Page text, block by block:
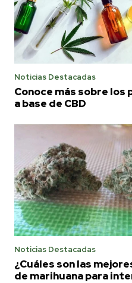
Noticias Destacadas
Conoce más sobre los
a base de CBD
Noticias Destacadas
¿Cuáles son las
de marihuana para